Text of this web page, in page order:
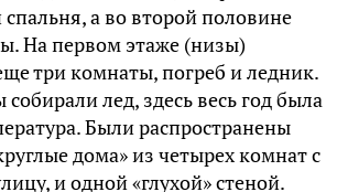
а во второй половине
На первом этаже (низы)
три комнаты, погреб и ледник.
лед, здесь весь год была
Были распространены
дома» из четырех комнат с
и одной «глухой» стеной.